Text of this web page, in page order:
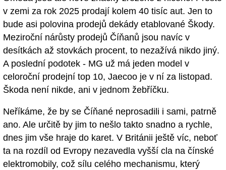
v zemi za rok 2025 prodají kolem 40 tisíc aut. Jen to
bude asi polovina prodejů dekády etablované Škody.
Meziroční nárůsty prodejů Číňanů jsou navíc v
desítkách až stovkách procent, to nezažívá nikdo jiný.
A poslední podotek - MG už má jeden model v
celoroční prodejní top 10, Jaecoo je v ní za listopad.
Škoda není nikde, ani v jednom žebříčku.
Neříkáme, že by se Číňané neprosadili i sami, patrně
ano. Ale určitě by jim to nešlo takto snadno a rychle,
dnes jim vše hraje do karet. V Británii ještě víc, neboť
ta na rozdíl od Evropy nezavedla vyšší cla na čínské
elektromobily, což sílu celého mechanismu, který